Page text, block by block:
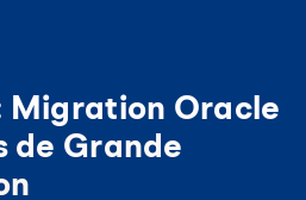
Migration Oracle
de Grande